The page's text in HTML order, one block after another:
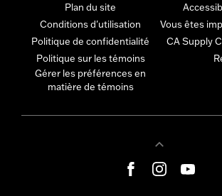
Plan du site
Conditions d'utilisation
Politique de confidentialité
Politique sur les témoins
Gérer les préférences en
matière de témoins
Vous êtes
CA Supply